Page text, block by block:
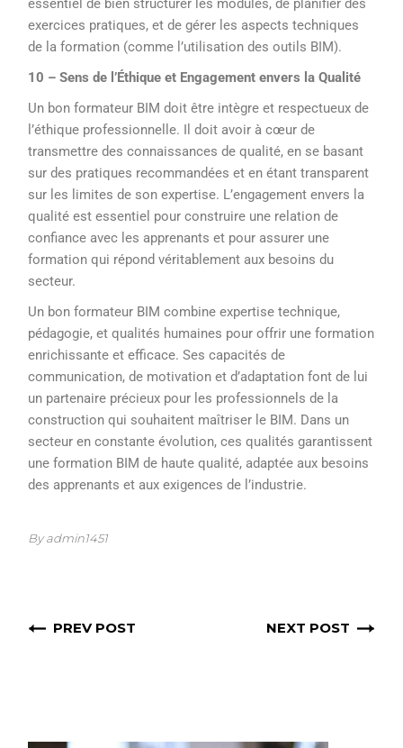
essentiel de bien structurer les modules, de planifier des
exercices pratiques, et de gérer les aspects techniques
de la formation (comme l’utilisation des outils BIM).
10 – Sens de l’Éthique et Engagement envers la Qualité
Un bon formateur BIM doit être intègre et respectueux de
l’éthique professionnelle. Il doit avoir à cœur de
transmettre des connaissances de qualité, en se basant
sur des pratiques recommandées et en étant transparent
sur les limites de son expertise. L’engagement envers la
qualité est essentiel pour construire une relation de
confiance avec les apprenants et pour assurer une
formation qui répond véritablement aux besoins du
secteur.
Un bon formateur BIM combine expertise technique,
pédagogie, et qualités humaines pour offrir une formation
enrichissante et efficace. Ses capacités de
communication, de motivation et d’adaptation font de lui
un partenaire précieux pour les professionnels de la
construction qui souhaitent maîtriser le BIM. Dans un
secteur en constante évolution, ces qualités garantissent
une formation BIM de haute qualité, adaptée aux besoins
des apprenants et aux exigences de l’industrie.
By admin1451
PREV POST NEXT POST